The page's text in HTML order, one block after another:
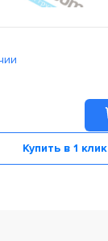
Купить в 1 клик